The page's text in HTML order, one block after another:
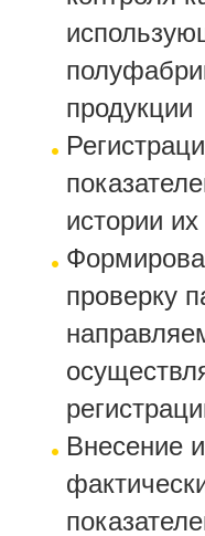
продукции
истории
проверку
Внесение